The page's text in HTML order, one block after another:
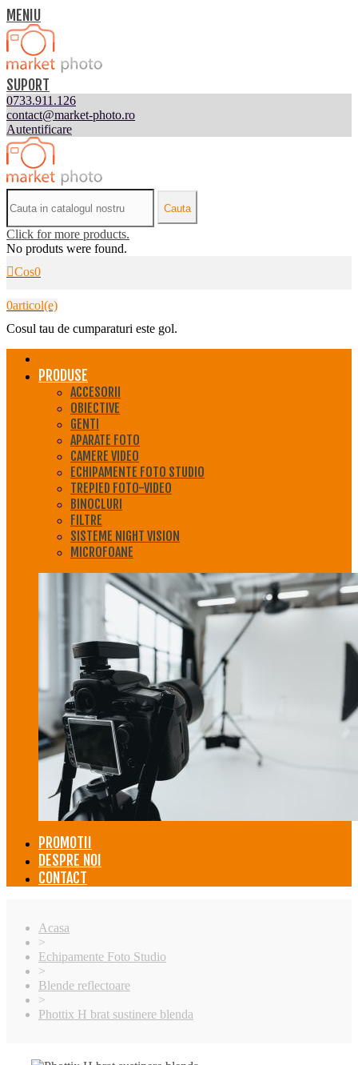
MENIU
SUPORT
0733.911.126
contact@market-photo.ro
Autentificare
Cauta
Click for more products.
No produts were found.
Cos0
0articol(e)
Cosul tau de cumparaturi este gol.
PRODUSE
ACCESORII
OBIECTIVE
GENTI
APARATE FOTO
CAMERE VIDEO
ECHIPAMENTE FOTO STUDIO
TREPIED FOTO-VIDEO
BINOCLURI
FILTRE
SISTEME NIGHT VISION
MICROFOANE
PROMOTII
DESPRE NOI
CONTACT
Acasa
>
Echipamente Foto Studio
>
Blende reflectoare
>
Phottix H brat sustinere blenda